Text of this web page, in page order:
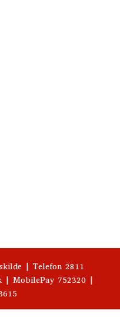
| Telefon 2811
| MobilePay 752320 |